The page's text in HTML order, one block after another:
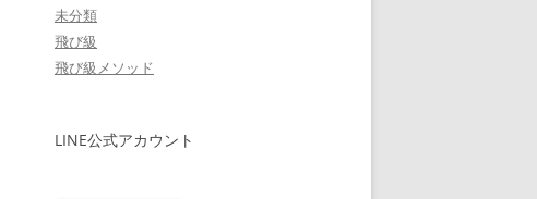
未分類
飛び級
飛び級メソッド
LINE公式アカウント